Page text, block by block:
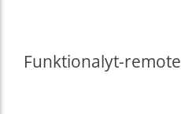
Funktionalyt-